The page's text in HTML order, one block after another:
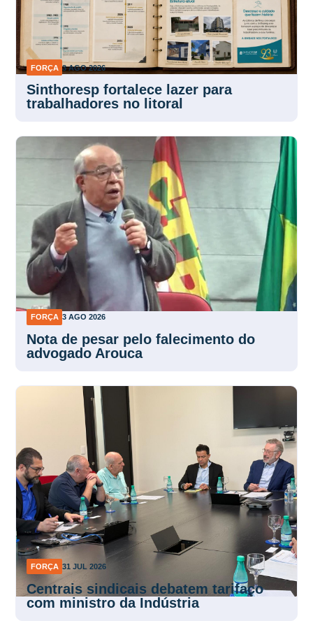
FORÇA 3 AGO 2026
Sinthoresp fortalece lazer para
trabalhadores no litoral
FORÇA 3 AGO 2026
Nota de pesar pelo falecimento do
advogado Arouca
FORÇA 31 JUL 2026
Centrais sindicais debatem tarifaço
com ministro da Indústria